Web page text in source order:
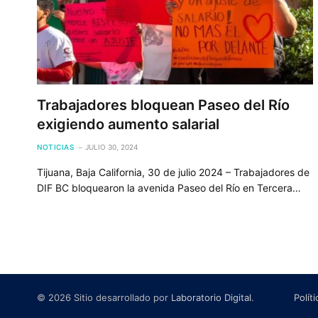
Trabajadores bloquean Paseo del Río
exigiendo aumento salarial
NOTICIAS JULIO 30, 2024
Tijuana, Baja California, 30 de julio 2024 – Trabajadores de
DIF BC bloquearon la avenida Paseo del Río en Tercera…
© 2026 Sitio desarrollado por Laboratorio Digital.